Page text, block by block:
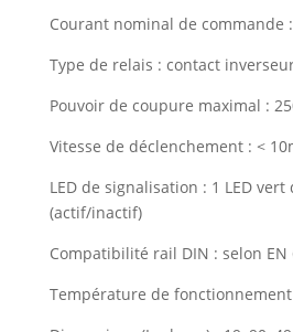
Courant nominal de commande :
Type de relais : contact
Pouvoir de coupure maximal :
Vitesse de déclenchement : <
LED de signalisation : 1 LED
(actif/inactif)
Compatibilité rail DIN : selon EN
Température de fonctionnement